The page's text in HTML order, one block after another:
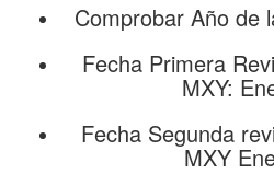
Comprobar Año de
Fecha Primera
MXY:
Fecha Segunda
MXY